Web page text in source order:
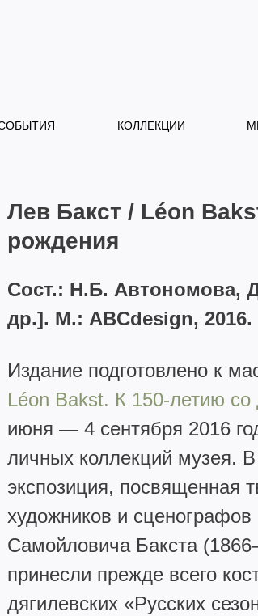
КОЛЛЕКЦИИ
Лев Бакст / Léon
рождения
Сост.: Н.Б. Автономова,
др.]. М.: ABCdesign,
Издание подготовлено к
Léon Bakst. К 150-летию
июня — 4 сентября 2016
личных коллекций музея.
экспозиция, посвященная
художников и
Самойловича Бакста
принесли прежде всего
дягилевских «Русских